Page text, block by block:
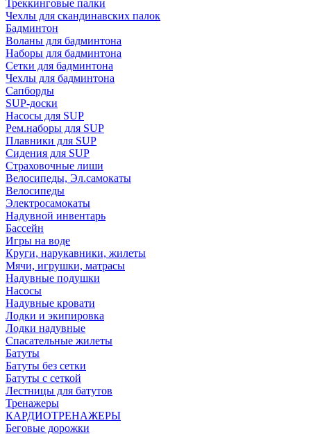
Треккинговые палки
Чехлы для скандинавских палок
Бадминтон
Воланы для бадминтона
Наборы для бадминтона
Сетки для бадминтона
Чехлы для бадминтона
Сапборды
SUP-доски
Насосы для SUP
Рем.наборы для SUP
Плавники для SUP
Сидения для SUP
Страховочные лиши
Велосипеды, Эл.самокаты
Велосипеды
Электросамокаты
Надувной инвентарь
Бассейн
Игры на воде
Круги, нарукавники, жилеты
Мячи, игрушки, матрасы
Надувные подушки
Насосы
Надувные кровати
Лодки и экипировка
Лодки надувные
Спасательные жилеты
Батуты
Батуты без сетки
Батуты с сеткой
Лестницы для батутов
Тренажеры
КАРДИОТРЕНАЖЕРЫ
Беговые дорожки